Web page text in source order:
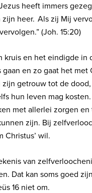
heeft immers
zijn heer. Als zij Mij
(Joh. 15:20)
kruis en het eindigde in
gaan en zo gaat het met
getrouw tot de
hun leven mag
met allerlei zorgen
zijn. Bij
Christus’ wil.
van
Dat kan soms goed
16 niet om.